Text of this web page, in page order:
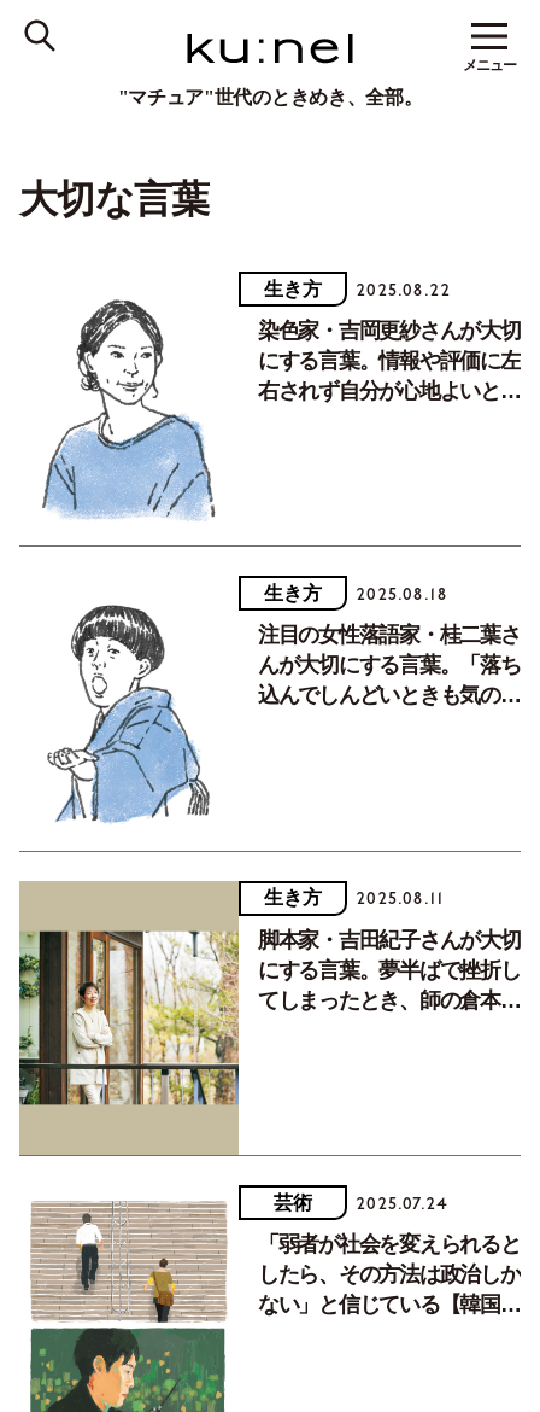
"マチュア"世代のときめき、全部。
メニュー
大切な言葉
生き方 2025.08.22
染色家・吉岡更紗さんが大切
にする言葉。情報や評価に左
右されず自分が心地よいと思
生き方 2025.08.18
注目の女性落語家・桂二葉さ
んが大切にする言葉。「落ち
込んでしんどいときも気の持
生き方 2025.08.11
脚本家・吉田紀子さんが大切
にする言葉。夢半ばで挫折し
てしまったとき、師の倉本聰
芸術 2025.07.24
「弱者が社会を変えられると
したら、その方法は政治しか
ない」と信じている【韓国ド